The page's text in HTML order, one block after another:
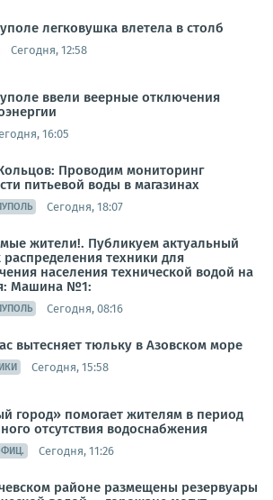
легковушка влетела в столб
Сегодня, 12:58
ввели веерные отключения
16:05
Проводим мониторинг
питьевой воды в магазинах
Сегодня, 18:07
жители!. Публикуем актуальный
распределения техники для
населения технической водой на
Машина №1:
Сегодня, 08:16
вытесняет тюльку в Азовском море
Сегодня, 15:58
город» помогает жителям в период
отсутствия водоснабжения
Сегодня, 11:26
районе размещены резервуары